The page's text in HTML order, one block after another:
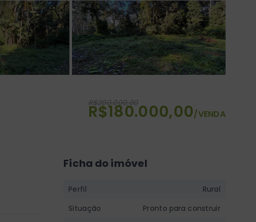
R$200.000,00
R$180.000,00/VENDA
Ficha do imóvel
Perfil
Rural
Situação
Pronto para construir